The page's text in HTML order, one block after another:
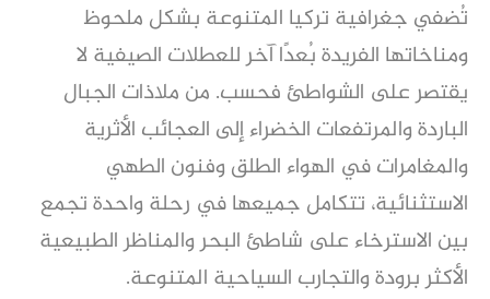
تُضفي جغرافية تركيا المتنوعة بشكل ملحوظ
ومناخاتها الفريدة بُعدًا آخر للعطلات الصيفية لا
يقتصر على الشواطئ فحسب. من ملاذات الجبال
الباردة والمرتفعات الخضراء إلى العجائب الأثرية
والمغامرات في الهواء الطلق وفنون الطهي
الاستثنائية، تتكامل جميعها في رحلة واحدة تجمع
بين الاسترخاء على شاطئ البحر والمناظر الطبيعية
الأكثر برودة والتجارب السياحية المتنوعة.